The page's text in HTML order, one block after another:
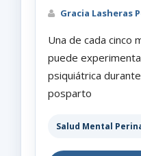
Gracia Lasheras
Una de cada cinco
puede
psiquiátrica
posparto
Salud Mental